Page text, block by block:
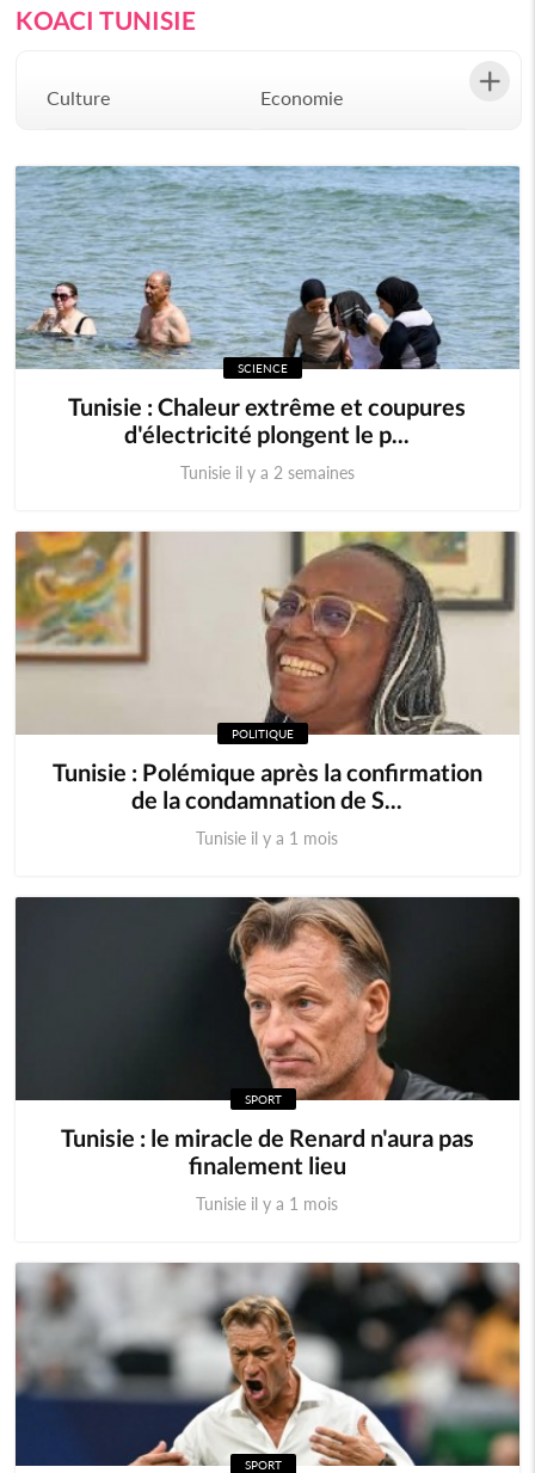
KOACI TUNISIE
Culture Economie
Justice Mode
Politique Santé
Science Société
SCIENCE
Tunisie : Chaleur extrême et coupures
d'électricité plongent le p...
Tunisie il y a 2 semaines
POLITIQUE
Tunisie : Polémique après la confirmation
de la condamnation de S...
Tunisie il y a 1 mois
SPORT
Tunisie : le miracle de Renard n'aura pas
finalement lieu
Tunisie il y a 1 mois
SPORT